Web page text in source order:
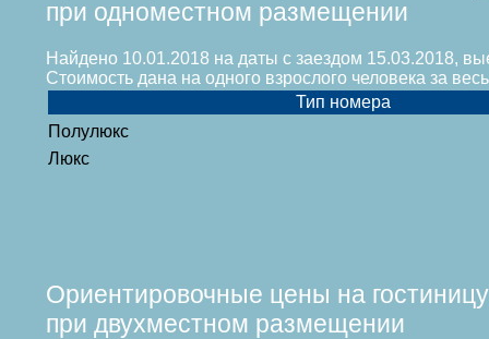
при одноместном размещении
Найдено 10.01.2018 на даты с заездом 15.03.2018,
Стоимость дана на одного взрослого человека за
Тип номера
Полулюкс
Люкс
Ориентировочные цены на гостиницу
при двухместном размещении